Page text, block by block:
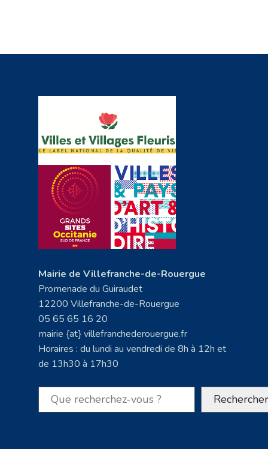
Mairie de Villefranche-de-Rouergue
Promenade du Guiraudet
12200 Villefranche-de-Rouergue
05 65 65 16 20
mairie {at} villefranchederouergue.fr
Horaires : du lundi au vendredi de 8h à 12h et
de 13h30 à 17h30
Rechercher Rechercher